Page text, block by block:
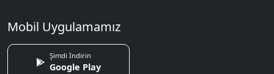
Mobil Uygulamamız
Şimdi İndirin
Google Play